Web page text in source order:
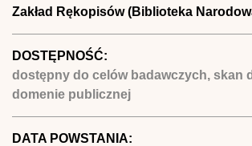
Zakład Rękopisów (Biblioteka
DOSTĘPNOŚĆ:
dostępny do celów badawczych, skan
domenie publicznej
DATA POWSTANIA: